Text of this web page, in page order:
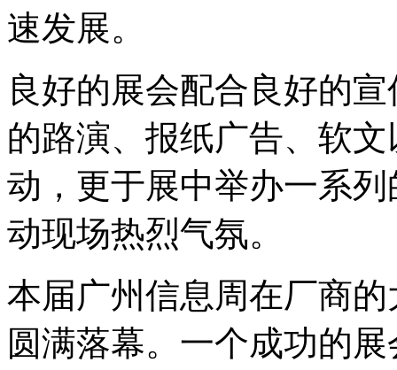
速发展。
良好的展会配合良好的
的路演、报纸广告、软
动，更于展中举办一系
动现场热烈气氛。
本届广州信息周在厂商
圆满落幕。一个成功的